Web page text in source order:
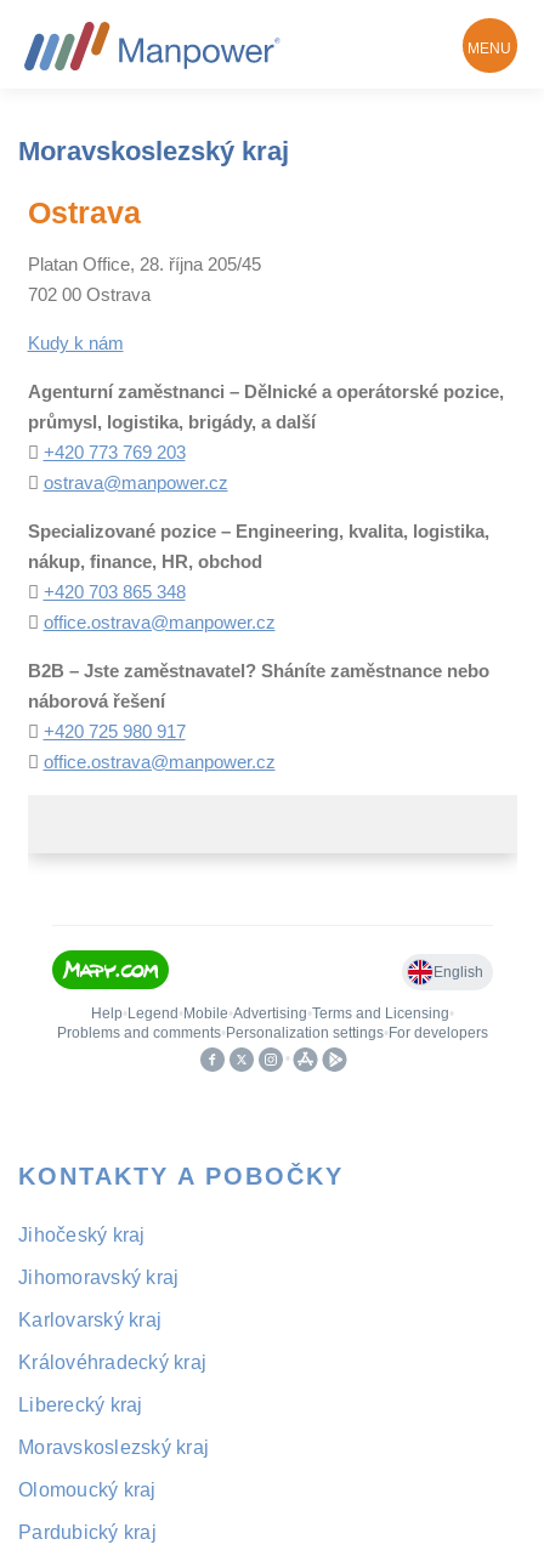
Hledám práci O Manpower
Kontakty a pobočky
MENU
Moravskoslezský kraj
Ostrava
Platan Office, 28. října 205/45
702 00 Ostrava
Kudy k nám
Agenturní zaměstnanci – Dělnické a operátorské pozice,
průmysl, logistika, brigády, a další
+420 773 769 203
ostrava@manpower.cz
Specializované pozice – Engineering, kvalita, logistika,
nákup, finance, HR, obchod
+420 703 865 348
office.ostrava@manpower.cz
B2B – Jste zaměstnavatel? Sháníte zaměstnance nebo
náborová řešení
+420 725 980 917
office.ostrava@manpower.cz
KONTAKTY A POBOČKY
Jihočeský kraj
Jihomoravský kraj
Karlovarský kraj
Královéhradecký kraj
Liberecký kraj
Moravskoslezský kraj
Olomoucký kraj
Pardubický kraj